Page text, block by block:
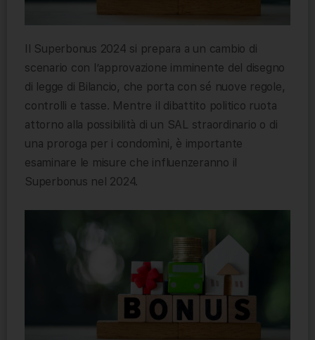
Il Superbonus 2024 si prepara a un cambio di
scenario con l’approvazione imminente del disegno
di legge di Bilancio, che porta con sé nuove regole,
controlli e tasse. Mentre il dibattito politico ruota
attorno alla possibilità di un SAL straordinario o di
una proroga per i condomìni, è importante
esaminare le misure che influenzeranno il
Superbonus nel 2024.